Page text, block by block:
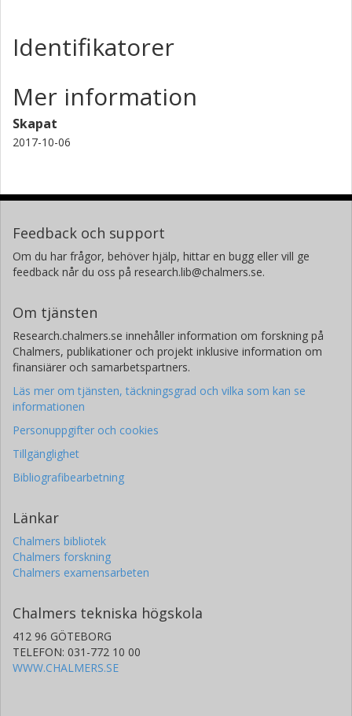
Identifikatorer
Mer information
Skapat
2017-10-06
Feedback och support
Om du har frågor, behöver hjälp, hittar en bugg eller vill ge
feedback når du oss på research.lib@chalmers.se.
Om tjänsten
Research.chalmers.se innehåller information om forskning på
Chalmers, publikationer och projekt inklusive information om
finansiärer och samarbetspartners.
Läs mer om tjänsten, täckningsgrad och vilka som kan se
informationen
Personuppgifter och cookies
Tillgänglighet
Bibliografibearbetning
Länkar
Chalmers bibliotek
Chalmers forskning
Chalmers examensarbeten
Chalmers tekniska högskola
412 96 GÖTEBORG
TELEFON: 031-772 10 00
WWW.CHALMERS.SE